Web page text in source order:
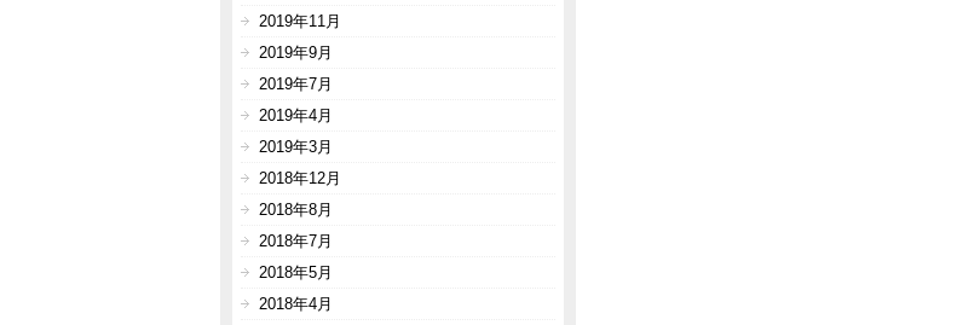
2019年11月
2019年9月
2019年7月
2019年4月
2019年3月
2018年12月
2018年8月
2018年7月
2018年5月
2018年4月